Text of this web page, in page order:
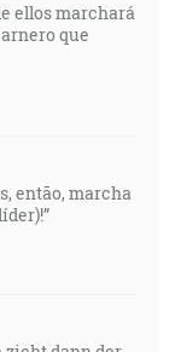
ellos marchará
que
então, marcha